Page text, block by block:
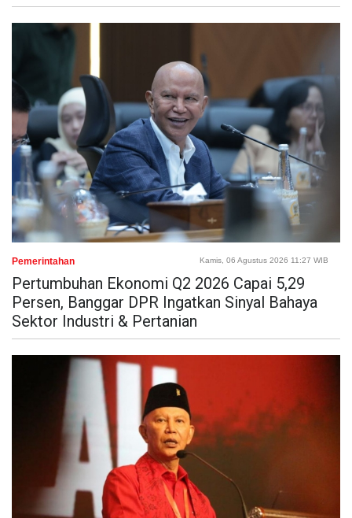
Pemerintahan Kamis, 06 Agustus 2026 11:27 WIB
Pertumbuhan Ekonomi Q2 2026 Capai 5,29
Persen, Banggar DPR Ingatkan Sinyal Bahaya
Sektor Industri & Pertanian